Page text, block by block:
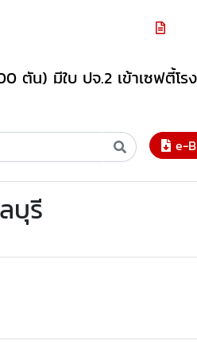
ตัน) มีใบ ปจ.2 เข้าเซฟตี้โร
e-
บุรี